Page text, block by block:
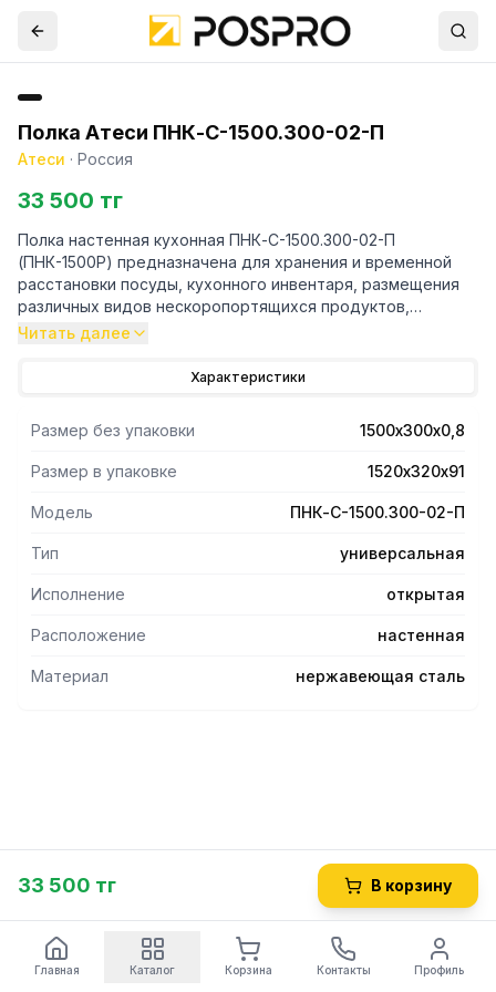
Полка Атеси ПНК-С-1500.300-02-П
Атеси · Россия
33 500 тг
Полка настенная кухонная ПНК-С-1500.300-02-П
(ПНК-1500Р) предназначена для хранения и временной
расстановки посуды, кухонного инвентаря, размещения
различных видов нескоропортящихся продуктов,
полуфабрикатов и специй.
- Материал полки – нержавеющая сталь AISI 430.
травматизма персонала.
- С пристенной стороны полка имеет бортик высотой 30
мм.
Читать далее
Характеристики
Размер без упаковки 1500х300х0,8
Размер в упаковке 1520х320х91
Модель ПНК-С-1500.300-02-П
Тип универсальная
Исполнение открытая
Расположение настенная
Материал нержавеющая сталь
33 500 тг В корзину
Главная Каталог Корзина Контакты Профиль